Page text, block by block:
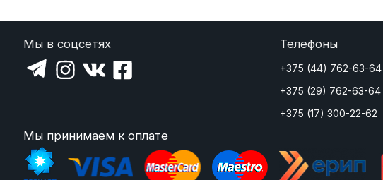
Мы в соцсетях Телефоны
+375 (44) 762-63-64
+375 (29) 762-63-64
+375 (17) 300-22-62
Мы принимаем к оплате